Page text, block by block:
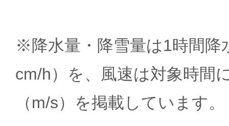
※降水量・降雪量は1時間降
cm/h）を、風速は対象時間
（m/s）を掲載しています。